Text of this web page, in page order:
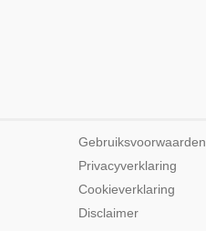
Gebruiksvoorwaarden
Privacyverklaring
Cookieverklaring
Disclaimer